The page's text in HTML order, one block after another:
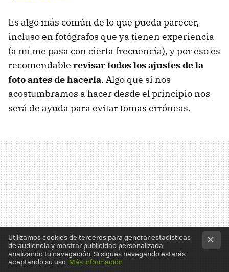
Es algo más común de lo que pueda parecer,
incluso en fotógrafos que ya tienen experiencia
(a mí me pasa con cierta frecuencia), y por eso es
recomendable revisar todos los ajustes de la
foto antes de hacerla. Algo que si nos
acostumbramos a hacer desde el principio nos
será de ayuda para evitar tomas erróneas.
Utilizamos cookies de terceros para generar estadísticas
de audiencia y mostrar publicidad personalizada
analizando tu navegación. Si sigues navegando estarás
aceptando su uso. Más información